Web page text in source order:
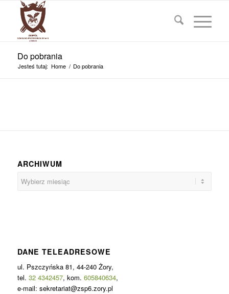
Do pobrania
Jesteś tutaj: Home / Do pobrania
ARCHIWUM
DANE TELEADRESOWE
ul. Pszczyńska 81, 44-240 Żory,
tel. 32 4342457, kom. 605840634,
e-mail: sekretariat@zsp6.zory.pl